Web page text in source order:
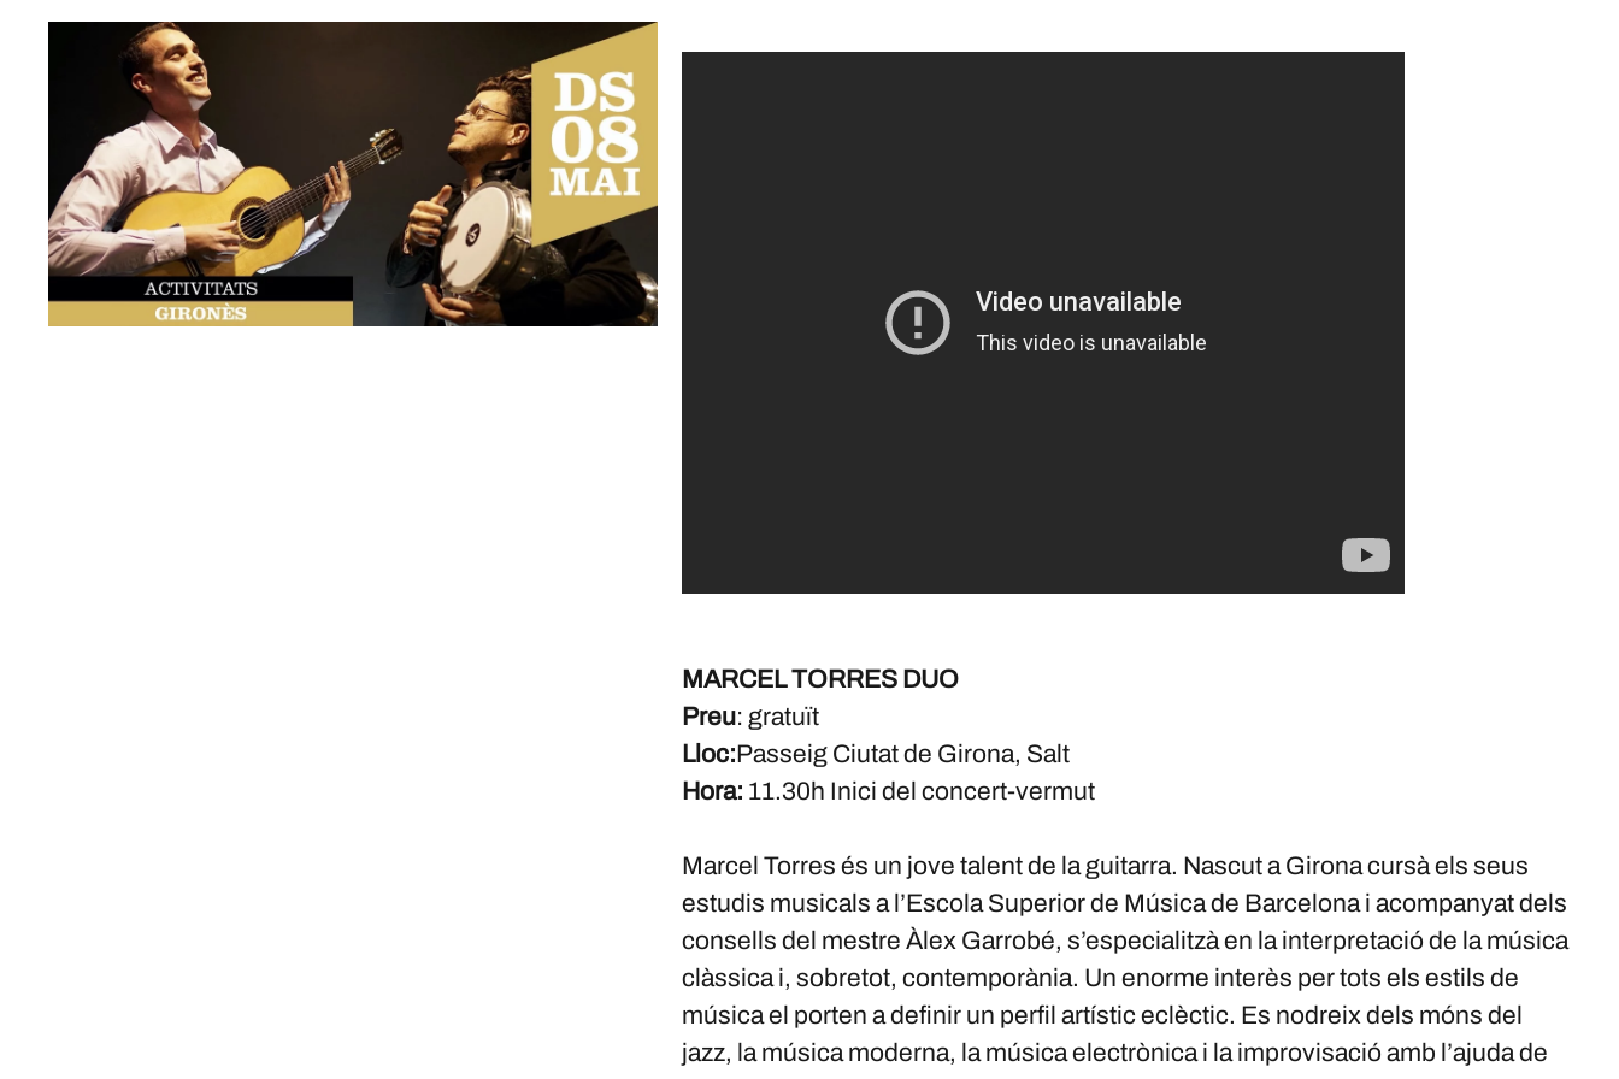
MARCEL TORRES DUO
Preu: gratuït
Lloc:Passeig Ciutat de Girona, Salt
Hora: 11.30h Inici del concert-vermut
Marcel Torres és un jove talent de la guitarra. Nascut a Girona cursà els seus
estudis musicals a l’Escola Superior de Música de Barcelona i acompanyat dels
consells del mestre Àlex Garrobé, s’especialitzà en la interpretació de la música
clàssica i, sobretot, contemporània. Un enorme interès per tots els estils de
música el porten a definir un perfil artístic eclèctic. Es nodreix dels móns del
jazz, la música moderna, la música electrònica i la improvisació amb l’ajuda de